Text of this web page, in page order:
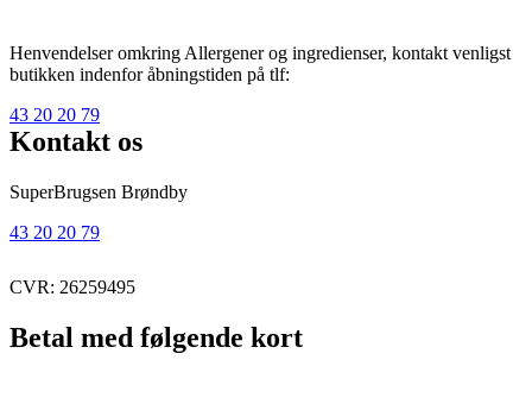
Henvendelser omkring Allergener og ingredienser, kontakt venligst
butikken indenfor åbningstiden på tlf:
43 20 20 79
Kontakt os
SuperBrugsen Brøndby
43 20 20 79
CVR: 26259495
Betal med følgende kort